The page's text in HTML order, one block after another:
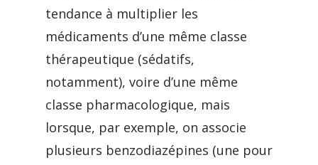
tendance à multiplier les
médicaments d’une même classe
thérapeutique (sédatifs,
notamment), voire d’une même
classe pharmacologique, mais
lorsque, par exemple, on associe
plusieurs benzodiazépines (une pour